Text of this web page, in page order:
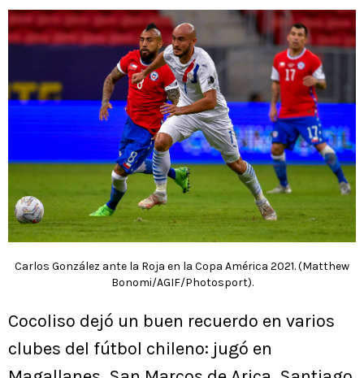
Carlos González ante la Roja en la Copa América 2021. (Matthew
Bonomi/AGIF/Photosport).
Cocoliso dejó un buen recuerdo en varios
clubes del fútbol chileno: jugó en